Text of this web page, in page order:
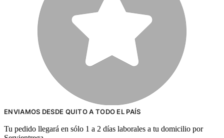
ENVIAMOS DESDE QUITO A TODO EL PAÍS
Tu pedido llegará en sólo 1 a 2 días laborales a tu domicilio por